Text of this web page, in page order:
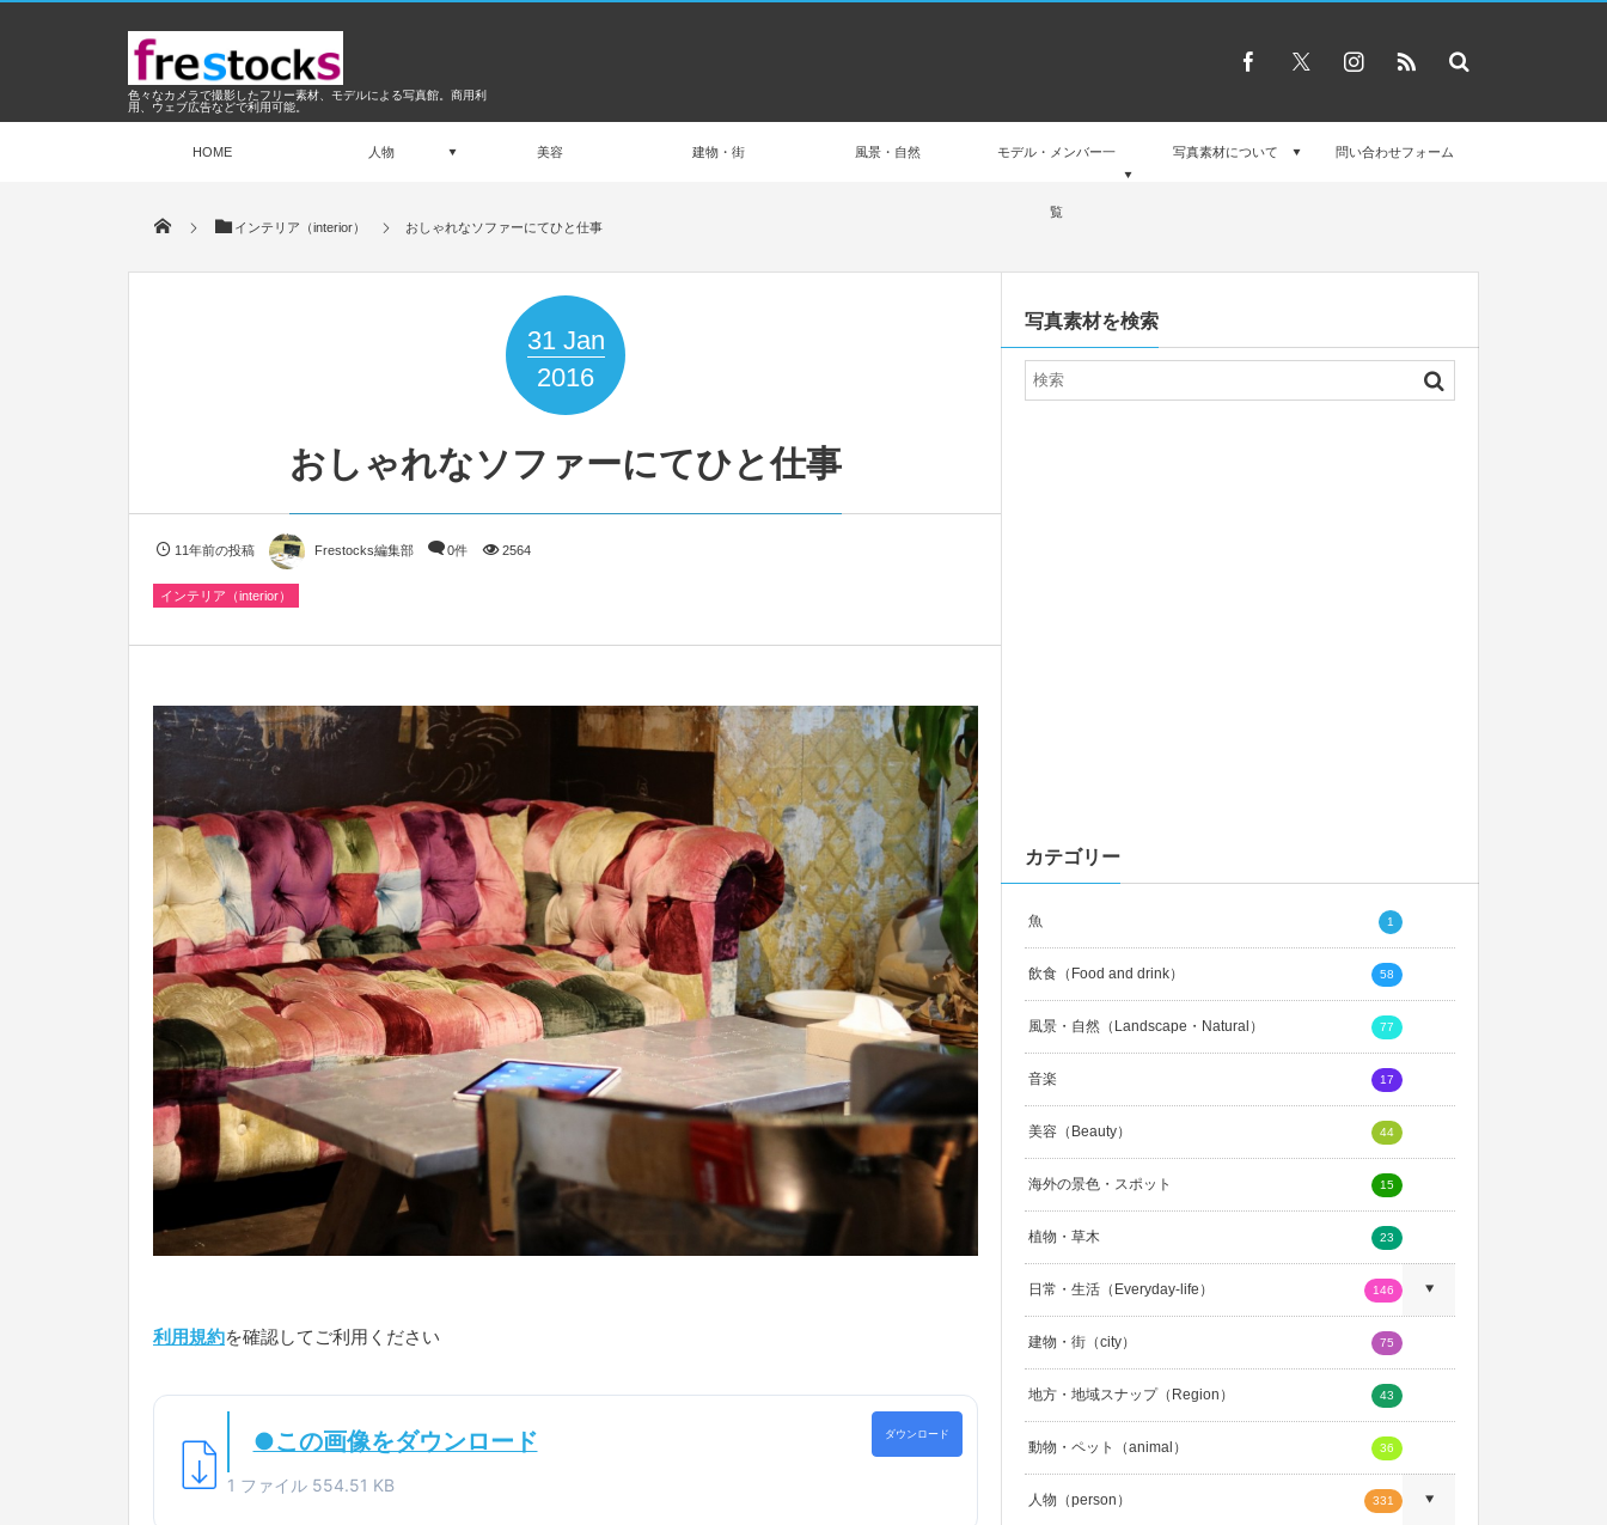
色々なカメラで撮影したフリー素材、モデルによる写真館。商用利
用、ウェブ広告などで利用可能。
HOME 人物 美容 建物・街 風景・自然 モデル・メンバー一
覧
写真素材について 問い合わせフォーム
インテリア（interior） おしゃれなソファーにてひと仕事
31 Jan
2016
おしゃれなソファーにてひと仕事
11年前の投稿 Frestocks編集部 0件 2564
インテリア（interior）
利用規約を確認してご利用ください
●この画像をダウンロード
1 ファイル 554.51 KB
ダウンロード
写真素材を検索
カテゴリー
魚 1
飲食（Food and drink） 58
風景・自然（Landscape・Natural） 77
音楽 17
美容（Beauty） 44
海外の景色・スポット 15
植物・草木 23
日常・生活（Everyday-life） 146
建物・街（city） 75
地方・地域スナップ（Region） 43
動物・ペット（animal） 36
人物（person） 331